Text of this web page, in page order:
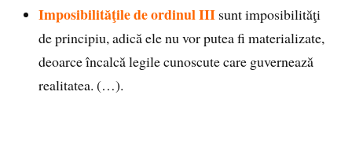
Imposibilităţile de ordinul III sunt imposibilităţi
de principiu, adică ele nu vor putea fi materializate,
deoarce încalcă legile cunoscute care guvernează
realitatea. (…).